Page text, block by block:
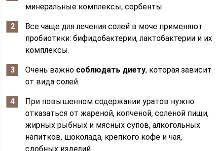
минеральные комплексы, сорбенты.
Все чаще для лечения солей в моче применяют
пробиотики: бифидобактерии, лактобактерии и их
комплексы.
Очень важно соблюдать диету, которая зависит
от вида солей.
При повышенном содержании уратов нужно
отказаться от жареной, копченой, соленой пищи,
жирных рыбных и мясных супов, алкогольных
напитков, шоколада, крепкого кофе и чая,
сдобных изделий.